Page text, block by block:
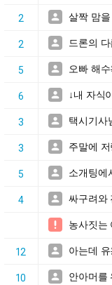
2  살짝 맘
2  드론의
5  오빠 해
6  ↓내 자식
3  택시기사
3  주말에
5  소개팅에
4  싸구려와
 농사짓는
12  아는데
10  안아머를